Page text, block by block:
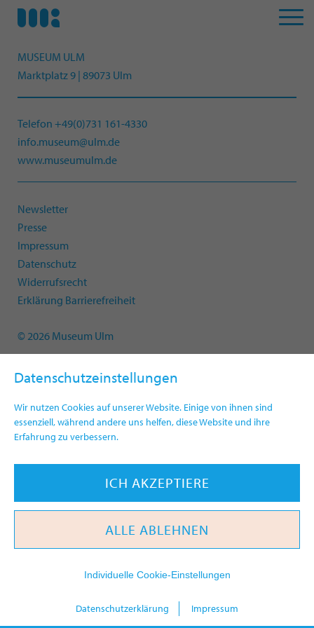
Datenschutzeinstellungen
Wir nutzen Cookies auf unserer Website. Einige von ihnen sind
essenziell, während andere uns helfen, diese Website und ihre
Erfahrung zu verbessern.
ICH AKZEPTIERE
ALLE ABLEHNEN
Individuelle Cookie-Einstellungen
Datenschutzerklärung Impressum
MUSEUM ULM
Marktplatz 9 | 89073 Ulm
Telefon +49(0)731 161-4330
info.museum@ulm.de
www.museumulm.de
Newsletter
Presse
Impressum
Datenschutz
Widerrufsrecht
Erklärung Barrierefreiheit
© 2026 Museum Ulm